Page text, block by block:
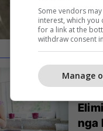
nga
Some vendors
interest, which
for a link at the
withdraw consent
Manage